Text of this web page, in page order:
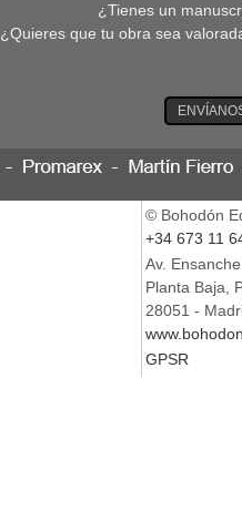
¿Tienes un
¿Quieres que tu obra sea
© Bohodón
+34 673 11
Av.
Planta Baja,
28051 -
GPSR